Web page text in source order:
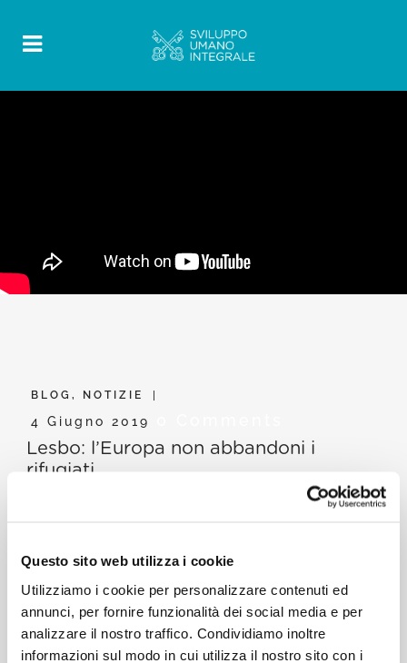
Questo sito web utilizza i cookie
Utilizziamo i cookie per personalizzare contenuti ed
annunci, per fornire funzionalità dei social media e per
analizzare il nostro traffico. Condividiamo inoltre
informazioni sul modo in cui utilizza il nostro sito con i
BLOG , NOTIZIE
4 Giugno 2019
Lesbo: l’Europa non abbandoni i
rifugiati
tanta gente che deve avere la #speranza”. Il card.
nome del Santo Padre. “Non siete soli”, aveva detto
loro Papa Francesco. Ora l’Europa apra le porte e i
cuori a questi fratelli in difficoltà.